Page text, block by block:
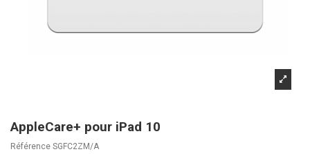
AppleCare+ pour iPad 10
Référence SGFC2ZM/A